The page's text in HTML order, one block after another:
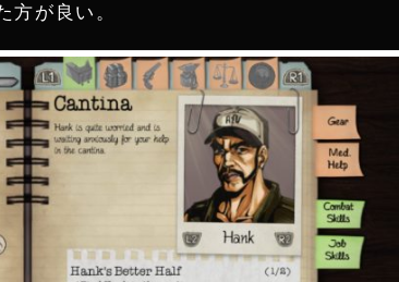
方が良い。